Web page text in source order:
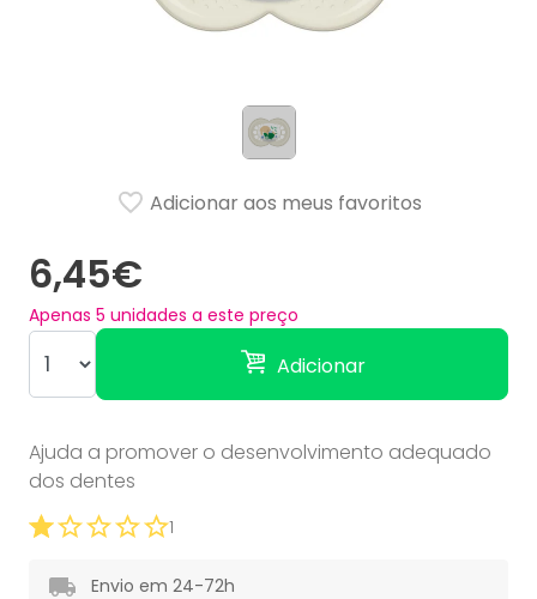
6,45€
Apenas 5 unidades a este preço
Adicionar
Adicionar aos meus favoritos
Ajuda a promover o desenvolvimento adequado
dos dentes
1
Envio em 24-72h